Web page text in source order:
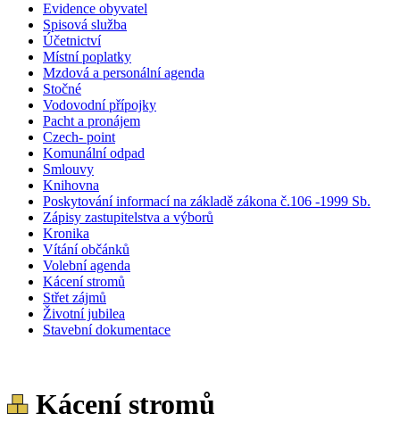
Evidence obyvatel
Spisová služba
Účetnictví
Místní poplatky
Mzdová a personální agenda
Stočné
Vodovodní přípojky
Pacht a pronájem
Czech- point
Komunální odpad
Smlouvy
Knihovna
Poskytování informací na základě zákona č.106 -1999 Sb.
Zápisy zastupitelstva a výborů
Kronika
Vítání občánků
Volební agenda
Kácení stromů
Střet zájmů
Životní jubilea
Stavební dokumentace
Kácení stromů